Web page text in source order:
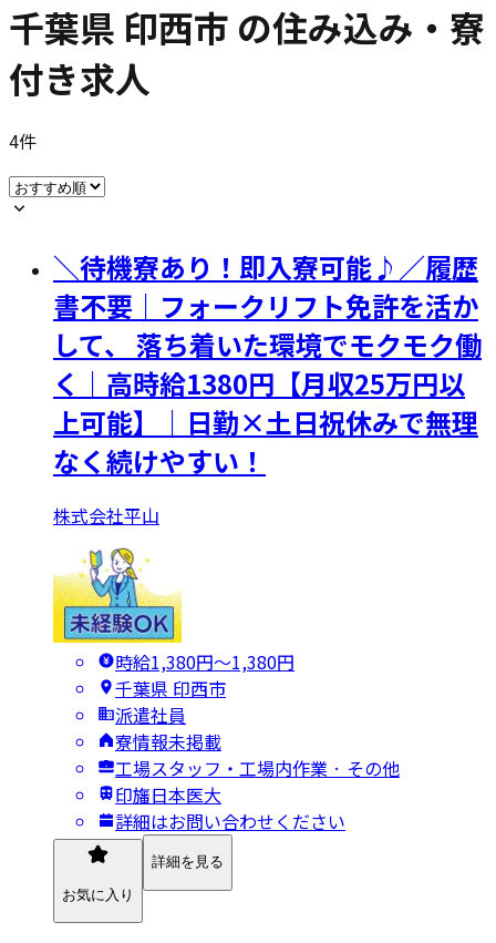
千葉県 印西市 の住み込み・寮
付き求人
4件
＼待機寮あり！即入寮可能♪／履歴
書不要｜フォークリフト免許を活か
して、 落ち着いた環境でモクモク働
く｜高時給1380円【月収25万円以
上可能】｜日勤×土日祝休みで無理
なく続けやすい！
株式会社平山
時給1,380円〜1,380円
千葉県 印西市
派遣社員
寮情報未掲載
工場スタッフ・工場内作業 · その他
印旛日本医大
詳細はお問い合わせください
お気に入り
詳細を見る